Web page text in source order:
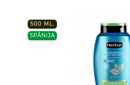
500 ML.
SPĀNIJA